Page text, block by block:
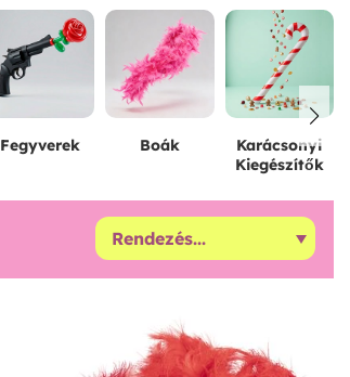
Fegyverek Boák
Karácsonyi
Kiegészítők